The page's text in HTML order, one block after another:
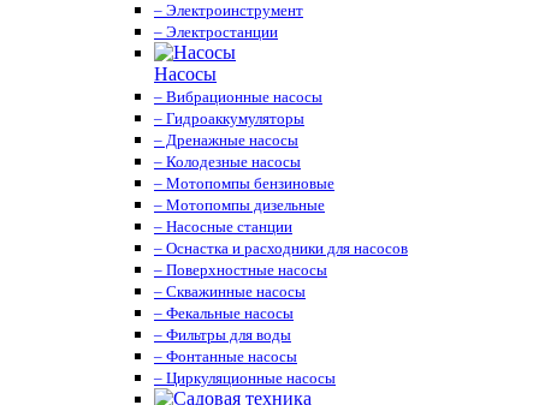
– Электроинструмент
– Электростанции
Насосы
– Вибрационные насосы
– Гидроаккумуляторы
– Дренажные насосы
– Колодезные насосы
– Мотопомпы бензиновые
– Мотопомпы дизельные
– Насосные станции
– Оснастка и расходники для насосов
– Поверхностные насосы
– Скважинные насосы
– Фекальные насосы
– Фильтры для воды
– Фонтанные насосы
– Циркуляционные насосы